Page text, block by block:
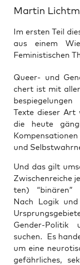
Martin
Im ersten Teil
aus einem
Feministischen
Que­er- und
chert ist mit
Tex­te die­ser
die heu­te
und
Und das gilt
Zwi­schen­rei­che
ten) “binä­ren”
Nach Logik
Gen­der-Poli­tik
suchen. Es
um eine
gefähr­li­ches,